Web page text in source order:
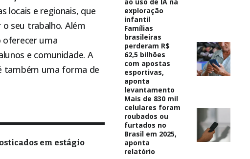
locais e regionais, que
seu trabalho. Além
oferecer uma
e comunidade. A
também uma forma de
em estágio
exploração
infantil
Famílias
brasileiras
perderam R$
62,5 bilhões
com apostas
esportivas,
aponta
levantamento
Mais de 830 mil
celulares foram
roubados ou
furtados no
Brasil em 2025,
aponta
relatório